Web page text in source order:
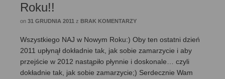
Roku!!
on 31 GRUDNIA 2011 z BRAK KOMENTARZY
Wszystkiego NAJ w Nowym Roku:) Oby ten ostatni dzień
2011 upłynął dokładnie tak, jak sobie zamarzycie i aby
przejście w 2012 nastąpiło płynnie i doskonale… czyli
dokładnie tak, jak sobie zamarzycie;) Serdecznie Wam